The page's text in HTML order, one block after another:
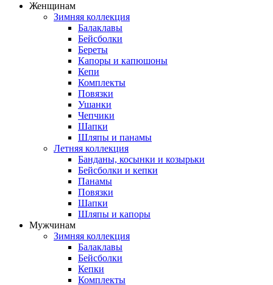
Женщинам
Зимняя коллекция
Балаклавы
Бейсболки
Береты
Капоры и капюшоны
Кепи
Комплекты
Повязки
Ушанки
Чепчики
Шапки
Шляпы и панамы
Летняя коллекция
Банданы, косынки и козырьки
Бейсболки и кепки
Панамы
Повязки
Шапки
Шляпы и капоры
Мужчинам
Зимняя коллекция
Балаклавы
Бейсболки
Кепки
Комплекты